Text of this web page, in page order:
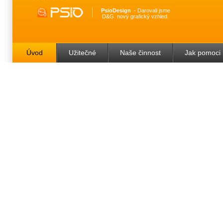
PsioDesign
Darovali jsme
D&G. nový grafický vzhled.
Úvod Užitečné Naše činnost Jak pomoci